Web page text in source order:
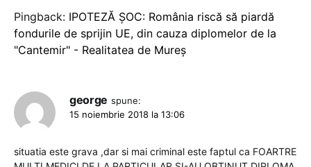
Pingback: IPOTEZĂ ȘOC: România riscă să piardă
fondurile de sprijin UE, din cauza diplomelor de la
"Cantemir" - Realitatea de Mureș
george spune:
15 noiembrie 2018 la 13:06
situatia este grava ,dar si mai criminal este faptul ca FOARTRE